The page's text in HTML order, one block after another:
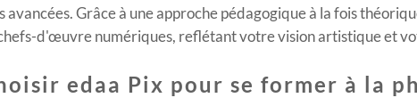
avancées. Grâce à une approche pédagogique à la fois
d'œuvre numériques, reflétant votre vision artistique et
edaa Pix pour se former à la